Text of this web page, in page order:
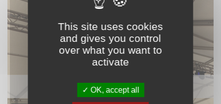
VIDÉO
This site uses cookies
and gives you control
over what you want to
activate
OK, accept all